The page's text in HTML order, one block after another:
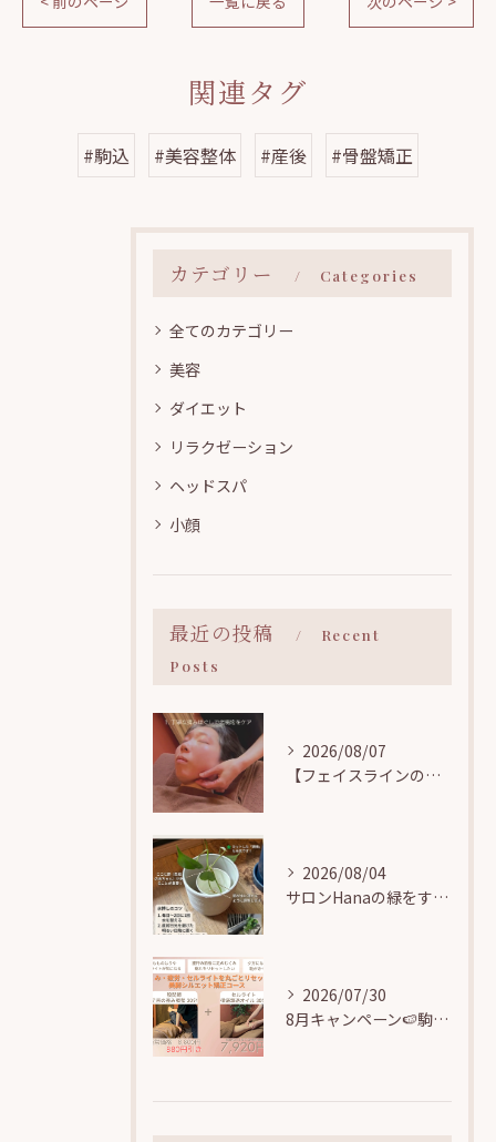
関連タグ
#駒込 #美容整体 #産後 #骨盤矯正
カテゴリー Categories
全てのカテゴリー
美容
ダイエット
リラクゼーション
ヘッドスパ
小顔
最近の投稿
Recent
Posts
2026/08/07
【フェイスラインのお悩み解決】小顔矯正で気になる顎まわりの「たるみ・むくみ」をすっきりリフトアップ！
2026/08/04
サロンHanaの緑をすくすく育てる🌱駒込で観葉植物の「水挿し」に挑戦中！
2026/07/30
8月キャンペーン🍉駒込駅近【むくみ・疲労・セルライトを丸ごとリセット！美脚シルエット矯正コース】